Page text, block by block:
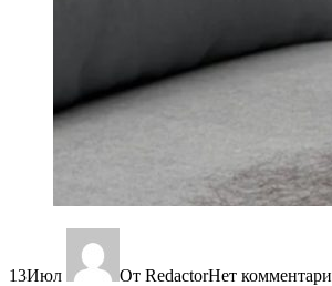
13Июл От RedactorНет